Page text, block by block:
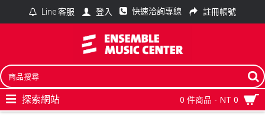
Line 客服 登入 快速洽詢專線 註冊帳號
0 件商品 - NT 0
探索網站